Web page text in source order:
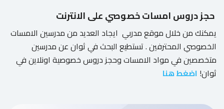
حجز دروس امسات خصوصي على الانترنت
يمكنك من خلال موقع مدربي ايجاد العديد من مدرسين الامسات
الخصوصي المحترفين . تستطيع البحث في ثوان عن مدرسين
متخصصين في مواد الامسات وحجز دروس خصوصية اونلاين في
ثوان! اضغط هنا